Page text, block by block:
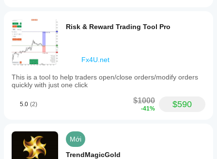
Risk & Reward Trading Tool Pro
Fx4U.net
This is a tool to help traders open/close orders/modify orders
quickly with just one click
5.0 (2) $1000
-41% $590
Mới
TrendMagicGold